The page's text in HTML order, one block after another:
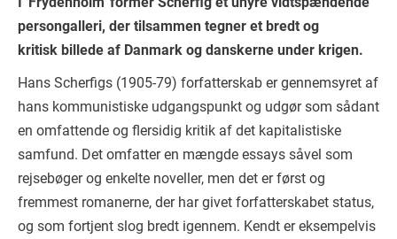
persongalleri, der tilsammen tegner et bredt og
kritisk billede af Danmark og danskerne under krigen.
Hans Scherfigs (1905-79) forfatterskab er gennemsyret af
hans kommunistiske udgangspunkt og udgør som sådant
en omfattende og flersidig kritik af det kapitalistiske
samfund. Det omfatter en mængde essays såvel som
rejsebøger og enkelte noveller, men det er først og
fremmest romanerne, der har givet forfatterskabet status,
og som fortjent slog bredt igennem. Kendt er eksempelvis